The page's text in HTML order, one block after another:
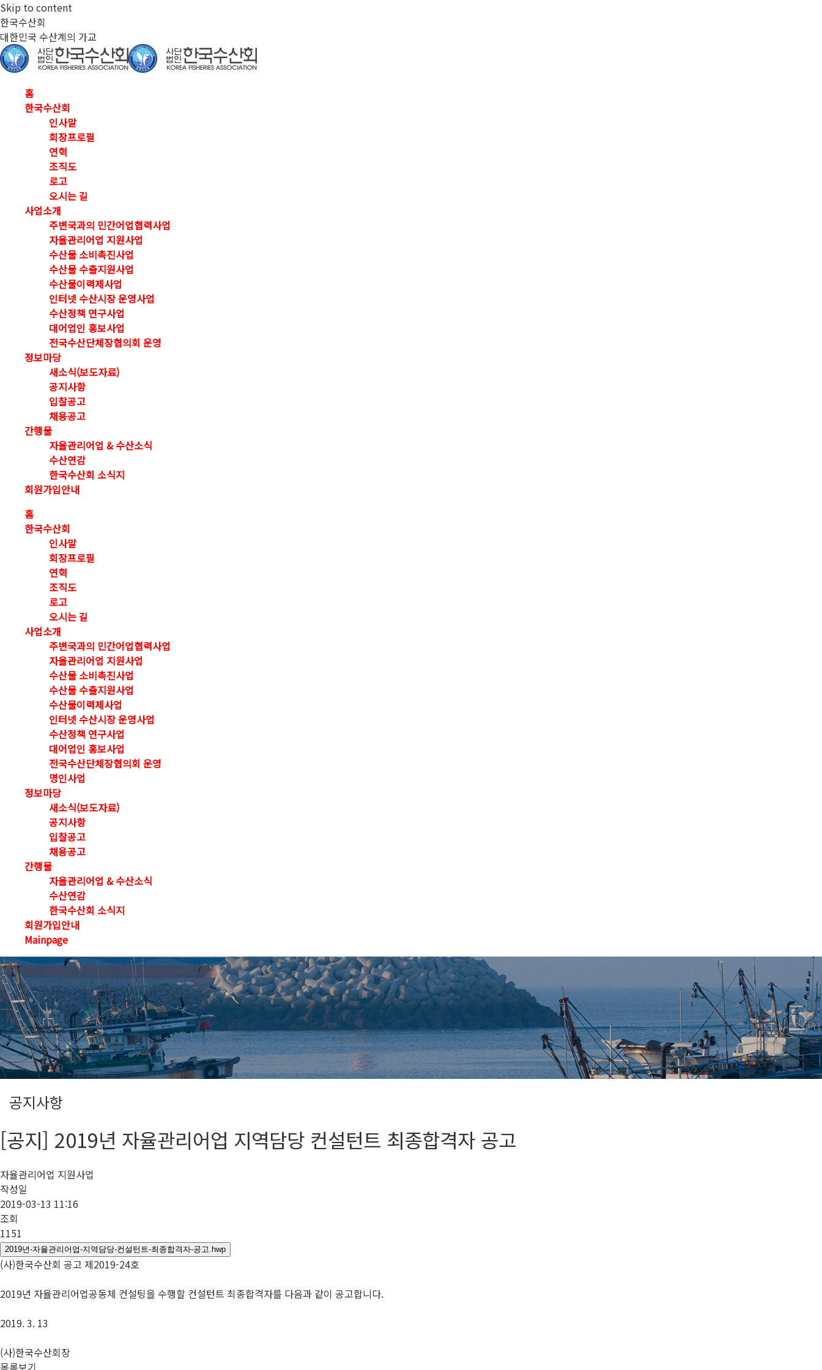
Skip to content
한국수산회
대한민국 수산계의 가교
홈
한국수산회
인사말
회장프로필
연혁
조직도
로고
오시는 길
사업소개
주변국과의 민간어업협력사업
자율관리어업 지원사업
수산물 소비촉진사업
수산물 수출지원사업
수산물이력제사업
인터넷 수산시장 운영사업
수산정책 연구사업
대어업인 홍보사업
전국수산단체장협의회 운영
정보마당
새소식(보도자료)
공지사항
입찰공고
채용공고
간행물
자율관리어업 & 수산소식
수산연감
한국수산회 소식지
회원가입안내
홈
한국수산회
인사말
회장프로필
연혁
조직도
로고
오시는 길
사업소개
주변국과의 민간어업협력사업
자율관리어업 지원사업
수산물 소비촉진사업
수산물 수출지원사업
수산물이력제사업
인터넷 수산시장 운영사업
수산정책 연구사업
대어업인 홍보사업
전국수산단체장협의회 운영
명인사업
정보마당
새소식(보도자료)
공지사항
입찰공고
채용공고
간행물
자율관리어업 & 수산소식
수산연감
한국수산회 소식지
회원가입안내
Mainpage
공지사항
[공지] 2019년 자율관리어업 지역담당 컨설턴트 최종합격자 공고
자율관리어업 지원사업
작성일
2019-03-13 11:16
조회
1151
2019년-자율관리어업-지역담당-컨설턴트-최종합격자-공고.hwp
(사)한국수산회 공고 제2019-24호
2019년 자율관리어업공동체 컨설팅을 수행할 컨설턴트 최종합격자를 다음과 같이 공고합니다.
2019. 3. 13
(사)한국수산회장
목록보기